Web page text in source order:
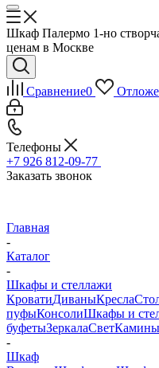
Шкаф Палермо 1-но
ценам в Москве
Сравнение0
Телефоны
+7 926 812-09-77
Заказать звонок
Главная
-
Каталог
-
Шкафы и стеллажи
КроватиДиваныКресла
пуфыКонсолиШкафы и
буфетыЗеркалаСветКамины
-
Шкаф